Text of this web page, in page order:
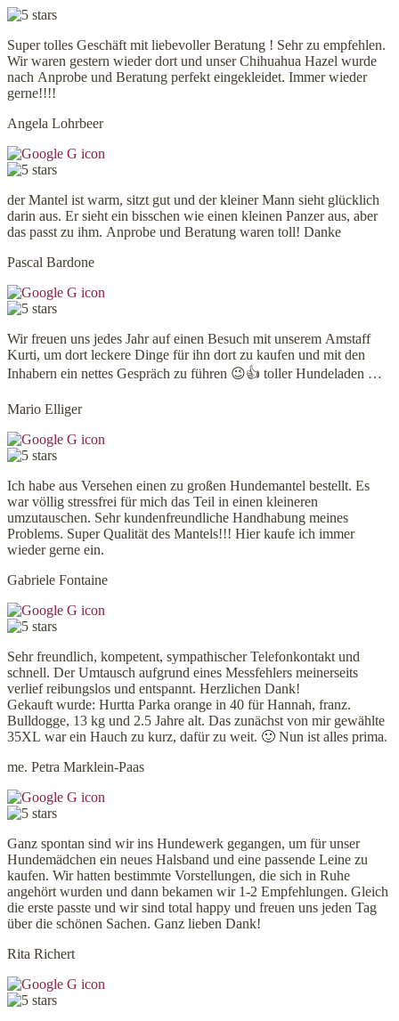
Super tolles Geschäft mit liebevoller Beratung ! Sehr zu empfehlen.
Wir waren gestern wieder dort und unser Chihuahua Hazel wurde
nach Anprobe und Beratung perfekt eingekleidet. Immer wieder
gerne!!!!
Angela Lohrbeer
der Mantel ist warm, sitzt gut und der kleiner Mann sieht glücklich
darin aus. Er sieht ein bisschen wie einen kleinen Panzer aus, aber
das passt zu ihm. Anprobe und Beratung waren toll! Danke
Pascal Bardone
Wir freuen uns jedes Jahr auf einen Besuch mit unserem Amstaff
Kurti, um dort leckere Dinge für ihn dort zu kaufen und mit den
Inhabern ein nettes Gespräch zu führen 😉👍 toller Hundeladen …
Mario Elliger
Ich habe aus Versehen einen zu großen Hundemantel bestellt. Es
war völlig stressfrei für mich das Teil in einen kleineren
umzutauschen. Sehr kundenfreundliche Handhabung meines
Problems. Super Qualität des Mantels!!! Hier kaufe ich immer
wieder gerne ein.
Gabriele Fontaine
Sehr freundlich, kompetent, sympathischer Telefonkontakt und
schnell. Der Umtausch aufgrund eines Messfehlers meinerseits
verlief reibungslos und entspannt. Herzlichen Dank!
Gekauft wurde: Hurtta Parka orange in 40 für Hannah, franz.
Bulldogge, 13 kg und 2.5 Jahre alt. Das zunächst von mir gewählte
35XL war ein Hauch zu kurz, dafür zu weit. 🙂 Nun ist alles prima.
me. Petra Marklein-Paas
Ganz spontan sind wir ins Hundewerk gegangen, um für unser
Hundemädchen ein neues Halsband und eine passende Leine zu
kaufen. Wir hatten bestimmte Vorstellungen, die sich in Ruhe
angehört wurden und dann bekamen wir 1-2 Empfehlungen. Gleich
die erste passte und wir sind total happy und freuen uns jeden Tag
über die schönen Sachen. Ganz lieben Dank!
Rita Richert